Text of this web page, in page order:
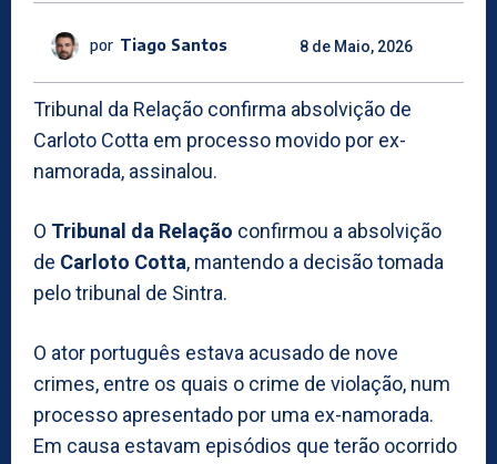
por Tiago Santos 8 de Maio, 2026
Tribunal da Relação confirma absolvição de
Carloto Cotta em processo movido por ex-
namorada, assinalou.
O Tribunal da Relação confirmou a absolvição
de Carloto Cotta, mantendo a decisão tomada
pelo tribunal de Sintra.
O ator português estava acusado de nove
crimes, entre os quais o crime de violação, num
processo apresentado por uma ex-namorada.
Em causa estavam episódios que terão ocorrido